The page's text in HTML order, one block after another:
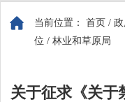
当前位置： 首页 /
位 / 林业和草原局
关于征求《关于